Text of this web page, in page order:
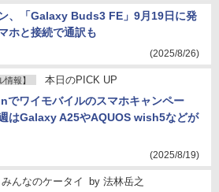
、「Galaxy Buds3 FE」9月19日に発
ホと接続で通訳も
(2025/8/26)
情報】 本日のPICK UP
でワイモバイルのスマホキャンペー
はGalaxy A25やAQUOS wish5などが
(2025/8/19)
みんなのケータイ by 法林岳之